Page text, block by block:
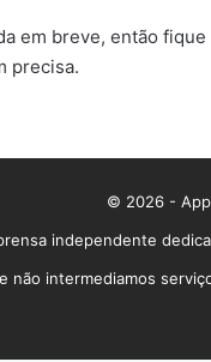
em breve, então
precisa.
© 2026 -
independente
não intermediamos